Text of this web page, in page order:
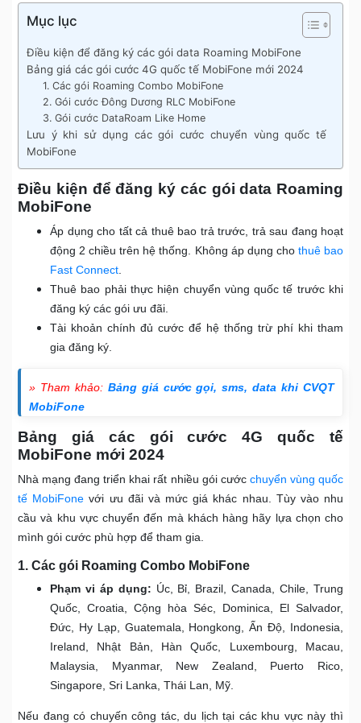
Mục lục
Điều kiện để đăng ký các gói data Roaming MobiFone
Bảng giá các gói cước 4G quốc tế MobiFone mới 2024
1. Các gói Roaming Combo MobiFone
2. Gói cước Đông Dương RLC MobiFone
3. Gói cước DataRoam Like Home
Lưu ý khi sử dụng các gói cước chuyển vùng quốc tế
MobiFone
Điều kiện để đăng ký các gói data Roaming
MobiFone
Áp dụng cho tất cả thuê bao trả trước, trả sau đang hoạt
động 2 chiều trên hệ thống. Không áp dụng cho thuê bao
Fast Connect
Thuê bao phải thực hiện chuyển vùng quốc tế trước khi
đăng ký các gói ưu đãi.
Tài khoản chính đủ cước để hệ thống trừ phí khi tham
gia đăng ký.
» Tham khảo: Bảng giá cước gọi, sms, data khi CVQT
MobiFone
Bảng giá các gói cước 4G quốc tế
MobiFone mới 2024
Nhà mạng đang triển khai rất nhiều gói cước chuyển vùng quốc
tế MobiFone với ưu đãi và mức giá khác nhau. Tùy vào nhu
cầu và khu vực chuyển đến mà khách hàng hãy lựa chọn cho
mình gói cước phù hợp để tham gia.
1. Các gói Roaming Combo MobiFone
Phạm vi áp dụng: Úc, Bỉ, Brazil, Canada, Chile, Trung
Quốc, Croatia, Cộng hòa Séc, Dominica, El Salvador,
Đức, Hy Lạp, Guatemala, Hongkong, Ấn Độ, Indonesia,
Ireland, Nhật Bản, Hàn Quốc, Luxembourg, Macau,
Malaysia, Myanmar, New Zealand, Puerto Rico,
Singapore, Sri Lanka, Thái Lan, Mỹ.
Nếu đang có chuyến công tác, du lịch tại các khu vực này thì